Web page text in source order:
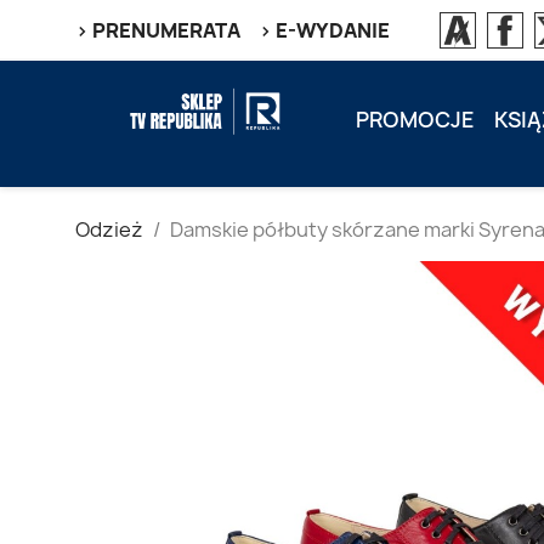
> PRENUMERATA > E-WYDANIE
PROMOCJE
Odzież Damskie półbuty skórzane marki